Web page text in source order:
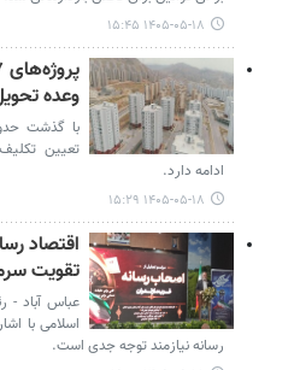
۱۴۰۵-۰۵-۱۸ ۱۵:۴۵
وعده تحویل ۵۰۰۰ واحد تا
تعیین
ادامه دارد.
۱۴۰۵-۰۵-۱۸ ۱۵:۲۹
اقتصاد
تقویت
عباس آباد
اسلامی با
رسانه نیازمند توجه جدی است.